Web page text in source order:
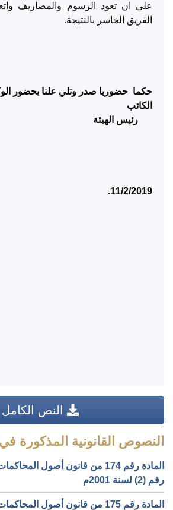
على ان تعود الرسوم والمصاريف
الفريق الخاسر بالنتيجة.
حكما حضوريا صدر وتلي علنا بحضور
رئيس الهيئة
11/2/2019.
النص الكامل
النصوص القانونية المذكورة
المادة رقم 174 من قانون أصول
رقم (2) لسنة 2001م
المادة رقم 175 من قانون أصول